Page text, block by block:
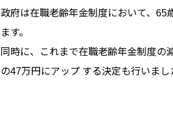
政府は在職老齢年金制度において、65
ます。
同時に、これまで在職老齢年金制度の
の47万円にアップ する決定も行いまし